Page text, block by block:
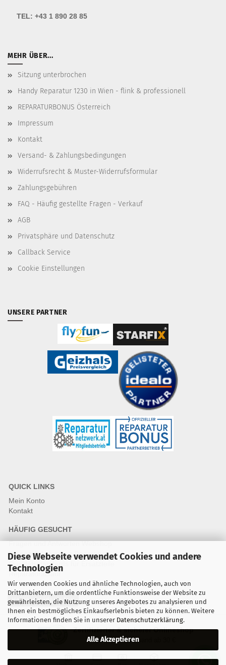
Diese Webseite verwendet Cookies und andere
Technologien
Wir verwenden Cookies und ähnliche Technologien, auch von
Drittanbietern, um die ordentliche Funktionsweise der Website zu
gewährleisten, die Nutzung unseres Angebotes zu analysieren und
Ihnen ein bestmögliches Einkaufserlebnis bieten zu können. Weitere
Informationen finden Sie in unserer Datenschutzerklärung.
Alle Akzeptieren
TEL: +43 1 890 28 85
MEHR ÜBER...
Sitzung unterbrochen
Handy Reparatur 1230 in Wien - flink & professionell
REPARATURBONUS Österreich
Impressum
Kontakt
Versand- & Zahlungsbedingungen
Widerrufsrecht & Muster-Widerrufsformular
Zahlungsgebühren
FAQ - Häufig gestellte Fragen - Verkauf
AGB
Privatsphäre und Datenschutz
Callback Service
Cookie Einstellungen
UNSERE PARTNER
QUICK LINKS
Mein Konto
Kontakt
HÄUFIG GESUCHT
Fragen und Antworten Webshop
Fragen & Antworten Reparatur
Qualitätsstandards für Ersatzteile
Reparaturablauf
Vertrag widerrufen
Zertifizierter & sicherer Onlineshop
Kostenloser Versand ab 30 €